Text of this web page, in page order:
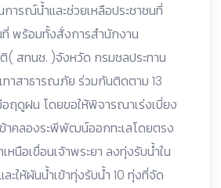
ารณ์น้ำและช่วยเหลือประชาชนที่
พร้อมทั้งสั่งการสำนักงาน
( สทนช. )จังหวัด กรมชลประทาน
ทาสาธารณภัย ร่วมกันติดตาม 13
อฤดูฝน โดยขอให้พิจารณาเร่งเบี่ยง
าคลองระพีพัฒน์ออกทะเลโดยตรง
หนือเขื่อนเจ้าพระยา ลงทุ่งรับน้ำใน
ะให้ผันน้ำเข้าทุ่งรับน้ำ 10 ทุ่งที่จัด